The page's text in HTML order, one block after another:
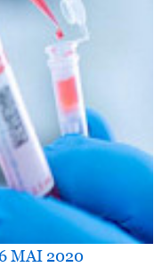
MAI 2020